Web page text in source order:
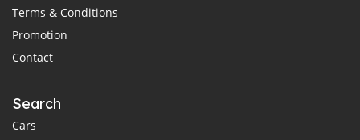
Terms & Conditions
Promotion
Contact
Search
Cars